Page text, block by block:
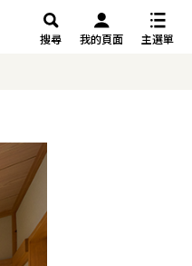
搜尋 我的頁面 主選單